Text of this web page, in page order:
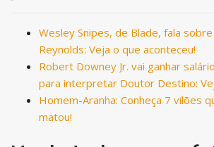
Wesley Snipes, de Blade, fala
Reynolds: Veja o que aconteceu!
Robert Downey Jr. vai ganhar
para interpretar Doutor Destino:
Homem-Aranha: Conheça 7 vilões
matou!